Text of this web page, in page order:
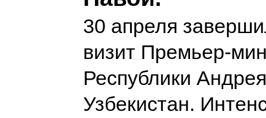
30 апреля
визит Премьер-
Республики
Узбекистан.